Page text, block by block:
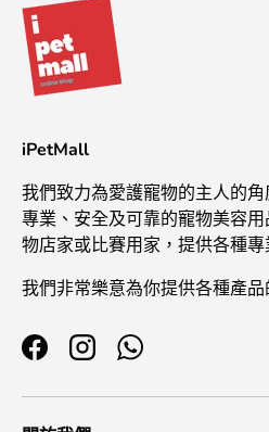
iPetMall
我們致力為愛護寵物的主人的
專業、安全及可靠的寵物美容
物店家或比賽用家，提供各種專
我們非常樂意為你提供各種產
FacebookInstagramWhatsApp